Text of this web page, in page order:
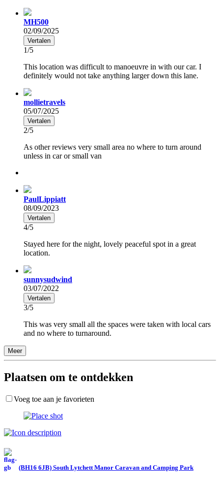
MH500
02/09/2025
Vertalen
1/5
This location was difficult to manoeuvre in with our car. I
definitely would not take anything larger down this lane.
mollietravels
05/07/2025
Vertalen
2/5
As other reviews very small area no where to turn around
unless in car or small van
PaulLippiatt
08/09/2023
Vertalen
4/5
Stayed here for the night, lovely peaceful spot in a great
location.
sunnysudwind
03/07/2022
Vertalen
3/5
This was very small all the spaces were taken with local cars
and no where to turnaround.
Meer
Plaatsen om te ontdekken
Voeg toe aan je favorieten
(BH16 6JB) South Lytchett Manor Caravan and Camping Park